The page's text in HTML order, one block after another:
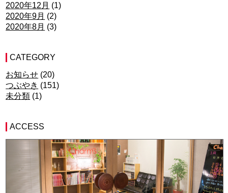
2020年12月 (1)
2020年9月 (2)
2020年8月 (3)
CATEGORY
お知らせ (20)
つぶやき (151)
未分類 (1)
ACCESS